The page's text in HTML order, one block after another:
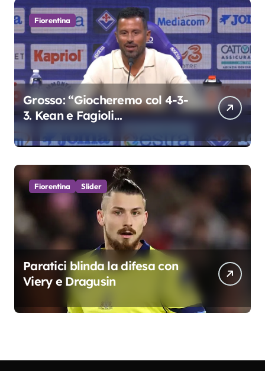
Fiorentina
Grosso: “Giocheremo col 4-3-
3. Kean e Fagioli
colpo”
Fiorentina Slider
Paratici blinda la difesa con
Viery e Dragusin